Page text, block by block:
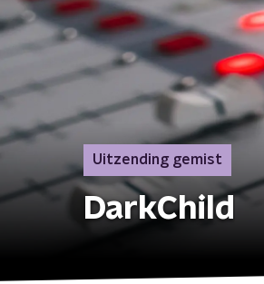
Uitzending gemist
DarkChild